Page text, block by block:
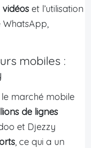
vidéos et l’utilisation
mobiles :
marché mobile
de lignes
et Djezzy
, ce qui a un